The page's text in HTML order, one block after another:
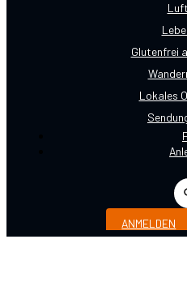
Glutenfrei
Lokales
ANMELDEN